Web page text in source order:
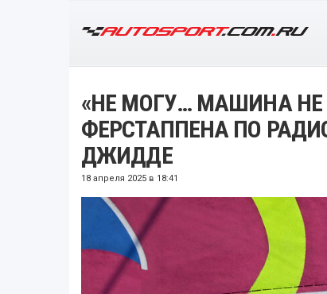
«НЕ МОГУ… МАШИНА
ФЕРСТАППЕНА ПО
ДЖИДДЕ
18 апреля 2025 в 18:41